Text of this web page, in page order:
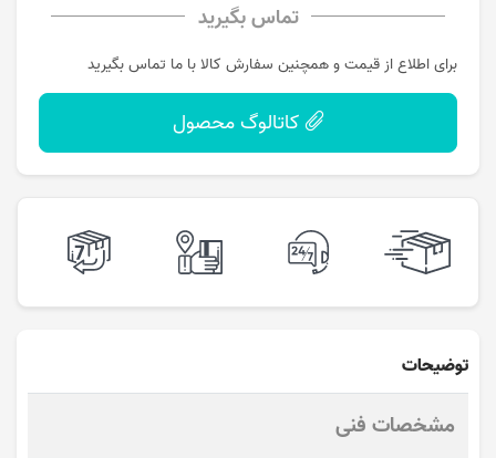
تماس بگیرید
برای اطلاع از قیمت و همچنین سفارش کالا با ما تماس بگیرید
کاتالوگ محصول
توضیحات
مشخصات فنی